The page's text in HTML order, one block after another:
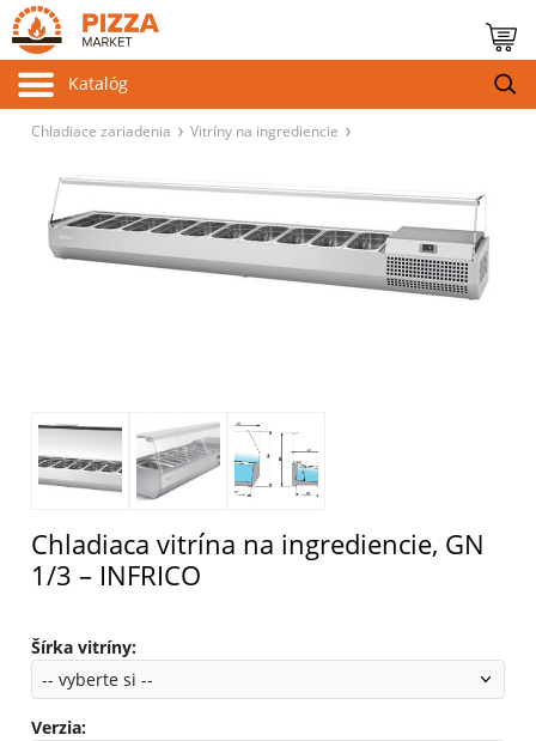
Katalóg
Chladiace zariadenia Vitríny na ingrediencie
Chladiaca vitrína na ingrediencie, GN
1/3 – INFRICO
Šírka vitríny:
Verzia: